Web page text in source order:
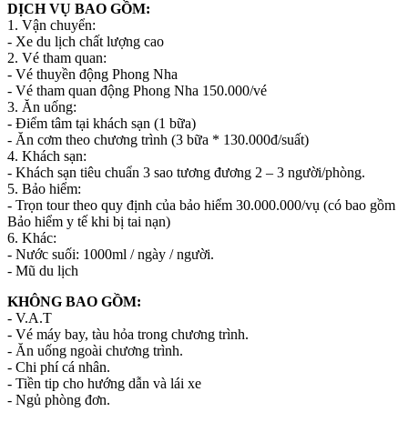
DỊCH VỤ BAO GỒM:
1. Vận chuyển:
- Xe du lịch chất lượng cao
2. Vé tham quan:
- Vé thuyền động Phong Nha
- Vé tham quan động Phong Nha 150.000/vé
3. Ăn uống:
- Điểm tâm tại khách sạn (1 bữa)
- Ăn cơm theo chương trình (3 bữa * 130.000đ/suất)
4. Khách sạn:
- Khách sạn tiêu chuẩn 3 sao tương đương 2 – 3 người/phòng.
5. Bảo hiểm:
- Trọn tour theo quy định của bảo hiểm 30.000.000/vụ (có bao gồm
Bảo hiểm y tế khi bị tai nạn)
6. Khác:
- Nước suối: 1000ml / ngày / người.
- Mũ du lịch
KHÔNG BAO GỒM:
- V.A.T
- Vé máy bay, tàu hỏa trong chương trình.
- Ăn uống ngoài chương trình.
- Chi phí cá nhân.
- Tiền tip cho hướng dẫn và lái xe
- Ngủ phòng đơn.